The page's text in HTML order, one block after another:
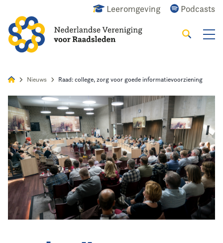
Leeromgeving Podcasts
Zoeken
Home
Agenda
Nieuws
Opleiding & Ontwikkeling
Kennis & Informatie
Nieuws Raad: college, zorg voor goede informatievoorziening